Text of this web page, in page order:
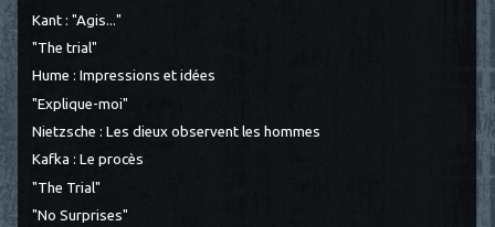
Kant : "Agis..."
"The trial"
Hume : Impressions et idées
"Explique-moi"
Nietzsche : Les dieux observent les hommes
Kafka : Le procès
"The Trial"
"No Surprises"